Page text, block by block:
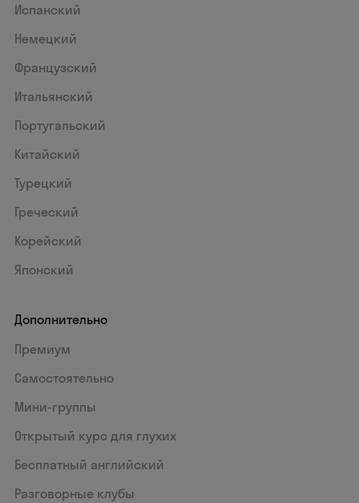
Испанский
Немецкий
Французский
Итальянский
Португальский
Китайский
Турецкий
Греческий
Корейский
Японский
Дополнительно
Премиум
Самостоятельно
Мини-группы
Открытый курс для глухих
Бесплатный английский
Разговорные клубы